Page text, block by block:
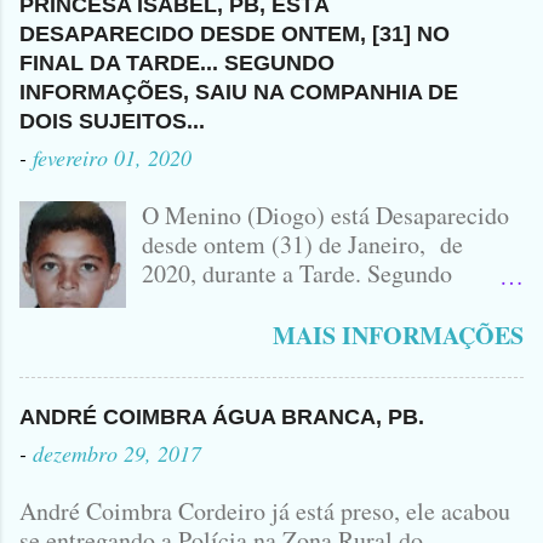
HÁ NENHUMA INFORMAÇÃO
SOBRE QUEM SEJA O DONO DO
VEÍCULO ENVOLVIDO NO
ACIDENTE EM QUE ZÉ DO RÁDIO
PERDEU A VIDA.... FOTO
IDOMINIS FIDELIS FOTO
IDOMINIS FIDELIS VEÍCULO
ENVOLVIDO NO ACIDENTE UMA
MONTANA NA FOTO VOCÊS
PODEM OBSERVAR QUE TODAS...
MORRENDO NO LOCAL.
ACUSADO E VÍTIMA QUE ESTÁ
SEM CAMISA
MUNICÍPIO DE TAVARES... A
SUSPEITA É QUE ELE TENHA
FUGIDO PARA SANTA CRUZ DO
CAPIBARIBE, NO PERNAMBUCO...
PRINCESA ISABEL, PB, ESTÁ
DESAPARECIDO DESDE ONTEM, [31] NO
FINAL DA TARDE... SEGUNDO
INFORMAÇÕES, SAIU NA COMPANHIA DE
DOIS SUJEITOS...
- fevereiro 01, 2020
O Menino (Diogo) está Desaparecido
desde ontem (31) de Janeiro, de
2020, durante a Tarde. Segundo
Bairro Jardim Karlota, aqui em
98356406 - Se você souber de alguma
Informação, favor avisar através deste
Luciana, ela tá Desesperada.
MAIS INFORMAÇÕES
ANDRÉ COIMBRA ÁGUA BRANCA, PB.
- dezembro 29, 2017
André Coimbra Cordeiro já está preso, ele acabou